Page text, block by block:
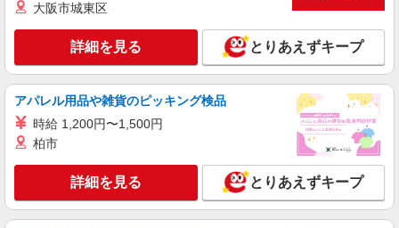
契約社員
JOURNAL STANDARD
アパレル販売スタッフ
契約社員：月給230,000円以上（固定残業時間
17時間／月、固定残業代 25,100円を含む ※超過
分は別途支給） ※試用期間3か月は同条件 ※経
験・能力により優遇します
大分県大分市要町1番14号 JRおおいたシテ
ィ アミュプラザおおいた
キープ 詳細を見る
大阪市城東区
詳細を見る とりあえずキープ
アパレル用品や雑貨のピッキング検品
時給 1,200円〜1,500円
柏市
詳細を見る とりあえずキープ